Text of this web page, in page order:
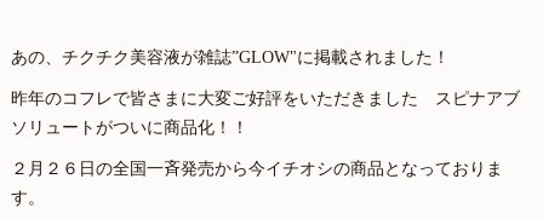
あの、チクチク美容液が雑誌”GLOW"に掲載されました！
昨年のコフレで皆さまに大変ご好評をいただきました スピナアブ
ソリュートがついに商品化！！
２月２６日の全国一斉発売から今イチオシの商品となっておりま
す。